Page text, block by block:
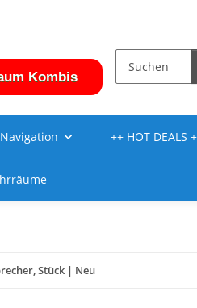
Kombis
++ HOT DEALS
Stück | Neu